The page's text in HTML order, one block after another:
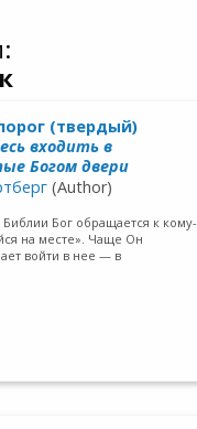
(твердый)
входить в
Богом двери
(Author)
Бог обращается к кому-
на месте». Чаще Он
войти в нее — в